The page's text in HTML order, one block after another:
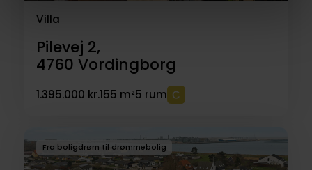
Villa
Pilevej 2,
4760 Vordingborg
1.395.000 kr.155 m²5 rum
Fra boligdrøm til drømmebolig